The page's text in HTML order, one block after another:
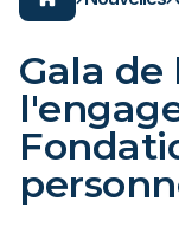
Espace
Carrière
Services aux
L'ÉNA
Lynx
générale
programmes
et frais
Cégep
vous pensé à
et locaux?
pratiques
dont vous avez
en
Gala